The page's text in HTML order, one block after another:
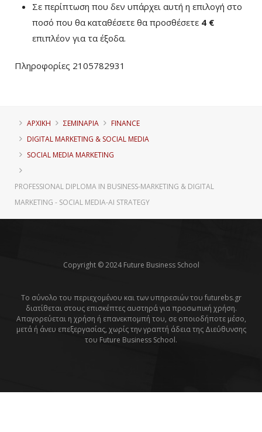
Σε περίπτωση που δεν υπάρχει αυτή η επιλογή στο
ποσό που θα καταθέσετε θα προσθέσετε 4 €
επιπλέον για τα έξοδα.
Πληροφορίες 2105782931
ΑΡΧΙΚΗ ΣΕΜΙΝΑΡΙΑ
FINANCE
DIGITAL MARKETING & SOCIAL MEDIA
SOCIAL MEDIA MARKETING
PROFESSIONAL DIPLOMA IN BUSINESS-MARKETING & DIGITAL
MARKETING - SOCIAL MEDIΑ-AI STRATEGY
Copyright © 2024 Future Business School
Το σύνολο του περιεχομένου και των υπηρεσιών του futurebs.gr
διατίθεται στους επισκέπτες αυστηρά για προσωπική χρήση.
Απαγορεύεται η χρήση ή επανεκπομπή του, σε οποιοδήποτε μέσο,
μετά ή άνευ επεξεργασίας, χωρίς την γραπτή άδεια της Διεύθυνσης
του Future Business School.